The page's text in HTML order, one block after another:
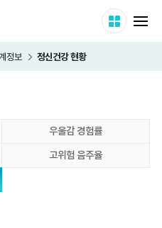
사이트
정보 정신건강 현황
우울감 경험률
고위험 음주율